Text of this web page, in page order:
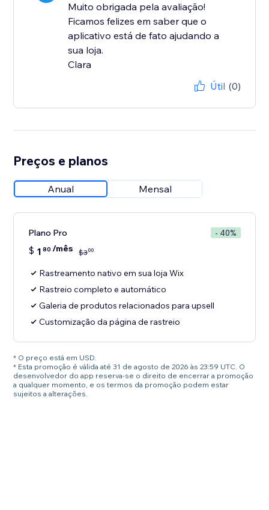
Muito obrigada pela avaliação!
Ficamos felizes em saber que o
aplicativo está de fato ajudando a
sua loja.
Clara
Útil (0)
Preços e planos
Anual Mensal
Plano Pro - 40%
$ 1 80 /mês $300
Rastreamento nativo em sua loja Wix
Rastreio completo e automático
Galeria de produtos relacionados para upsell
Customização da página de rastreio
* O preço está em USD.
* Esta promoção é válida até 31 de agosto de 2026 às 23:59 UTC. O
desenvolvedor do app reserva-se o direito de encerrar a promoção
a qualquer momento, e os termos da promoção podem estar
sujeitos a alterações.